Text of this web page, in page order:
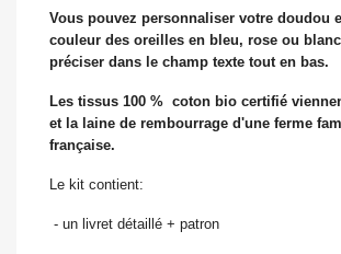
Vous pouvez personnaliser votre doudou
couleur des oreilles en bleu, rose ou
préciser dans le champ texte tout en bas.
Les tissus 100 % coton bio certifié
et la laine de rembourrage d'une ferme
française.
Le kit contient:
- un livret détaillé + patron